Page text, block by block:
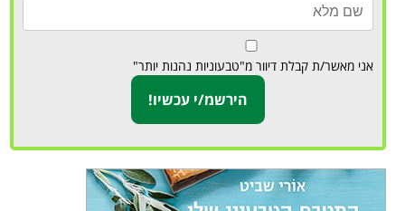
אני מאשר/ת קבלת דיוור מ"טבעוניות נהנות יותר"